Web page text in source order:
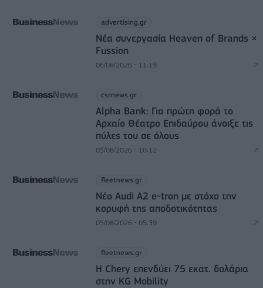
advertising.gr
Νέα συνεργασία Heaven of Brands ×
Fussion
06/08/2026 - 11:19
csrnews.gr
Alpha Bank: Για πρώτη φορά το
Αρχαίο Θέατρο Επιδαύρου άνοιξε τις
πύλες του σε όλους
05/08/2026 - 10:12
fleetnews.gr
Νέο Audi A2 e-tron με στόχο την
κορυφή της αποδοτικότητας
05/08/2026 - 05:39
fleetnews.gr
Η Chery επενδύει 75 εκατ. δολάρια
στην KG Mobility